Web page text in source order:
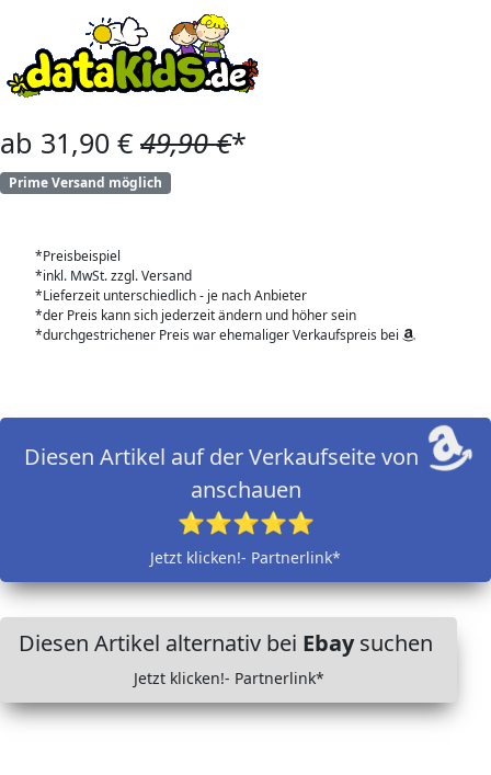
ab 31,90 € 49,90 €*
Prime Versand möglich
*Preisbeispiel
*inkl. MwSt. zzgl. Versand
*Lieferzeit unterschiedlich - je nach Anbieter
*der Preis kann sich jederzeit ändern und höher sein
*durchgestrichener Preis war ehemaliger Verkaufspreis bei
Diesen Artikel auf der Verkaufseite von
anschauen
⭐⭐⭐⭐⭐
Jetzt klicken!- Partnerlink*
Diesen Artikel alternativ bei Ebaysuchen
Jetzt klicken!- Partnerlink*